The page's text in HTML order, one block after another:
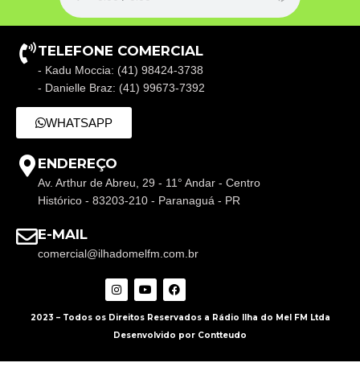
TELEFONE COMERCIAL
- Kadu Moccia: (41) 98424-3738
- Danielle Braz: (41) 99673-7392
WHATSAPP
ENDEREÇO
Av. Arthur de Abreu, 29 - 11° Andar - Centro
Histórico - 83203-210 - Paranaguá - PR
E-MAIL
comercial@ilhadomelfm.com.br
2023 – Todos os Direitos Reservados a Rádio Ilha do Mel FM Ltda
Desenvolvido por Contteudo